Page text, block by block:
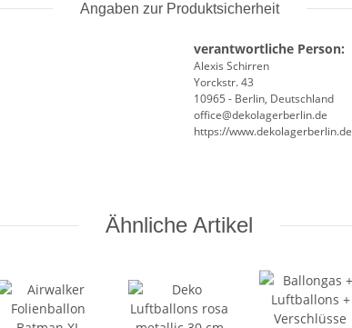
Angaben zur Produktsicherheit
verantwortliche Person:
Alexis Schirren
Yorckstr. 43
10965 - Berlin, Deutschland
office@dekolagerberlin.de
https://www.dekolagerberlin.de
Ähnliche Artikel